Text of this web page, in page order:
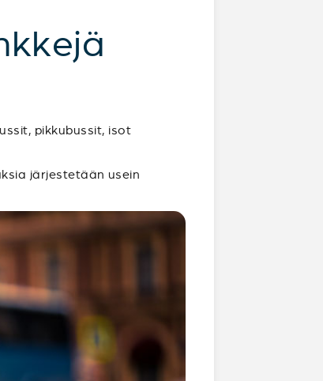
pikkubussit, isot
järjestetään usein